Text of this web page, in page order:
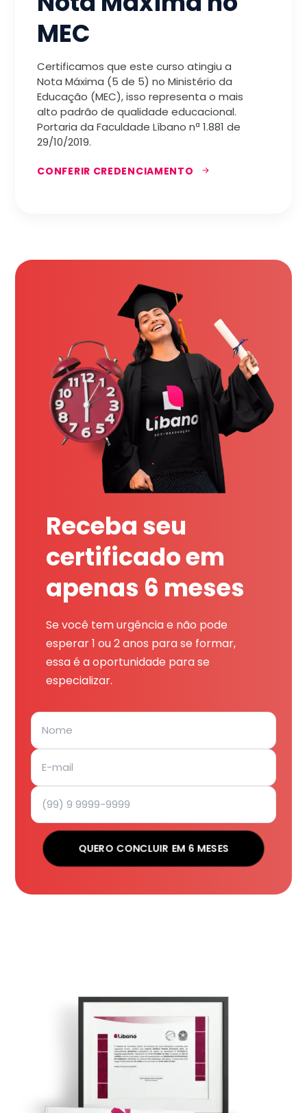
MEC
Certificamos que este curso atingiu a
Nota Máxima (5 de 5) no Ministério da
Educação (MEC), isso representa o mais
alto padrão de qualidade educacional.
Portaria da Faculdade Líbano nª 1.881 de
29/10/2019.
CONFERIR CREDENCIAMENTO
Receba seu
certificado em
apenas 6 meses
Se você tem urgência e não pode
esperar 1 ou 2 anos para se formar,
essa é a oportunidade para se
especializar.
QUERO CONCLUIR EM 6 MESES